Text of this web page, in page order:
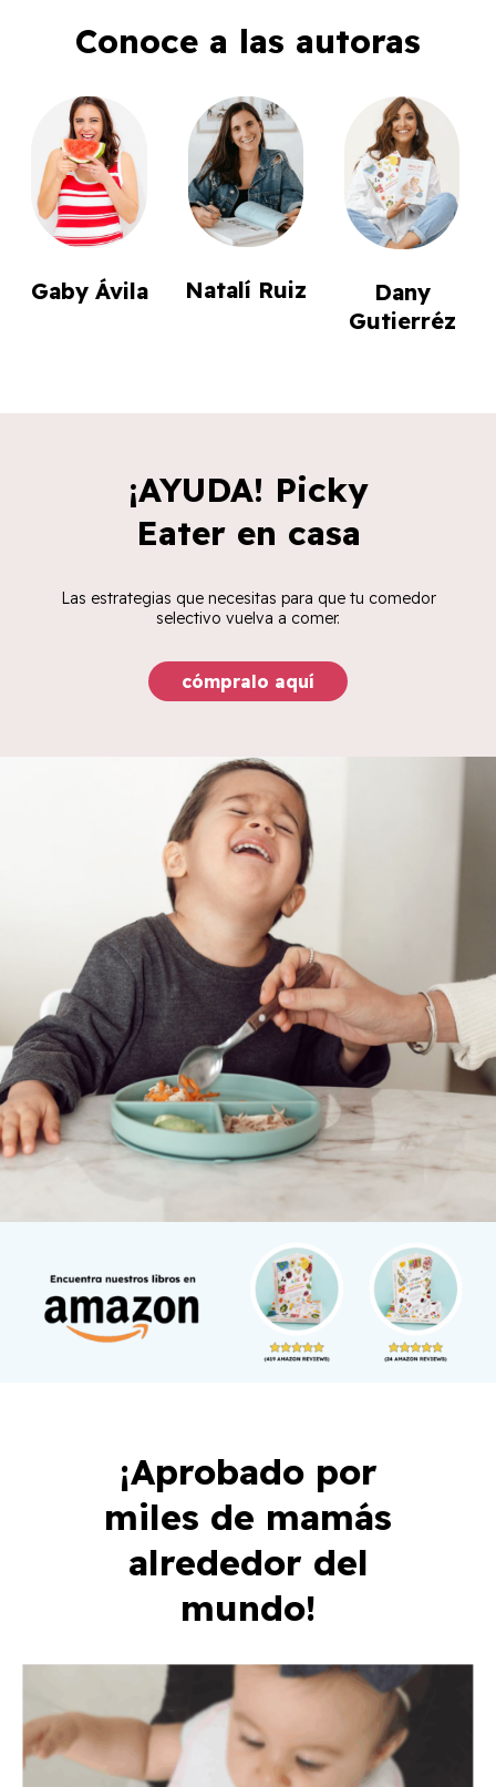
Conoce a las autoras
Gaby Ávila Natalí Ruiz
Dany
Gutierréz
¡AYUDA! Picky
Eater en casa
Las estrategias que necesitas para que tu comedor
selectivo vuelva a comer.
cómpralo aquí
¡Aprobado por
miles de mamás
alrededor del
mundo!